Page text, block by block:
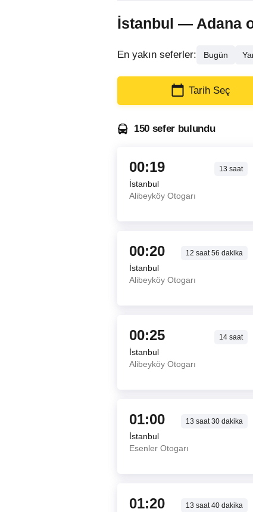
İstanbul — Adana
En yakın seferler: Bugün
Tarih Seç
150 sefer bulundu
00:19 13 saat
İstanbul
Alibeyköy Otogarı
00:20 12 saat56 dakika
İstanbul
Alibeyköy Otogarı
00:25 14 saat
İstanbul
Alibeyköy Otogarı
01:00 13 saat30 dakika
İstanbul
Esenler Otogarı
01:20 13 saat40 dakika